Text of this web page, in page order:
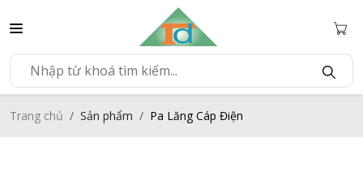
Trang chủ Sản phẩm Pa Lăng Cáp Điện